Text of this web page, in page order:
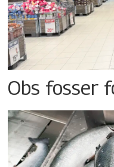
Obs fosser